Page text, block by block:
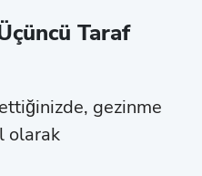
Taraf
gezinme
olarak